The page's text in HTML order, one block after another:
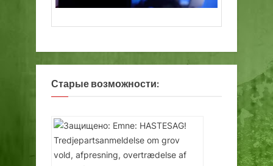
Старые возможности: